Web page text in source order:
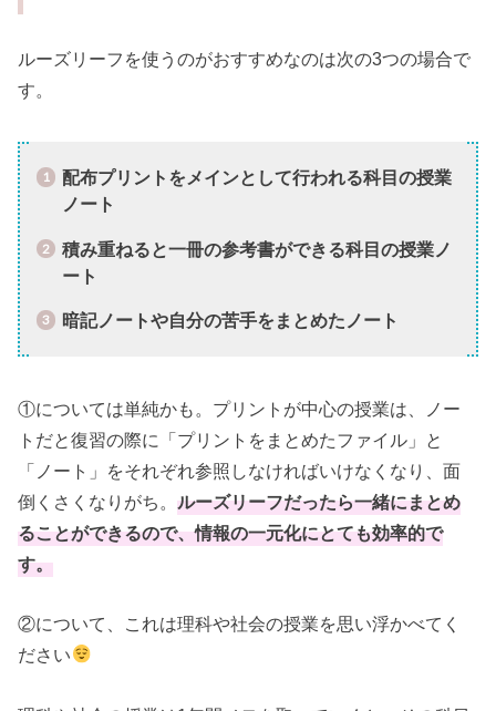
ルーズリーフを使うのがおすすめなのは次の3つの場合で
す。
配布プリントをメインとして行われる科目の授業
ノート
積み重ねると一冊の参考書ができる科目の授業ノ
ート
暗記ノートや自分の苦手をまとめたノート
①については単純かも。プリントが中心の授業は、ノー
トだと復習の際に「プリントをまとめたファイル」と
「ノート」をそれぞれ参照しなければいけなくなり、面
倒くさくなりがち。ルーズリーフだったら一緒にまとめ
ることができるので、情報の一元化にとても効率的で
す。
②について、これは理科や社会の授業を思い浮かべてく
ださい